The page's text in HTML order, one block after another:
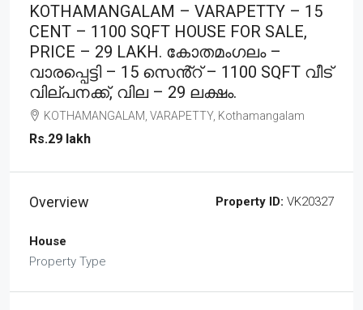
KOTHAMANGALAM – VARAPETTY – 15
CENT – 1100 SQFT HOUSE FOR SALE,
PRICE – 29 LAKH. കോതമംഗലം –
വാരപ്പെട്ടി – 15 സെൻ്റ് – 1100 SQFT വീട്
വില്പനക്ക്, വില – 29 ലക്ഷം.
KOTHAMANGALAM, VARAPETTY, Kothamangalam
Rs.29 lakh
Overview Property ID: VK20327
House
Property Type